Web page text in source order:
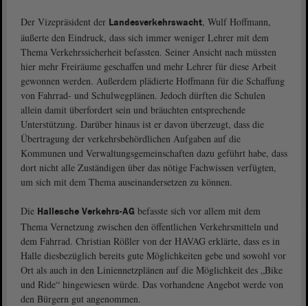
Der Vizepräsident der Landesverkehrswacht, Wulf Hoffmann,
äußerte den Eindruck, dass sich immer weniger Lehrer mit dem
Thema Verkehrssicherheit befassten. Seiner Ansicht nach müssten
hier mehr Freiräume geschaffen und mehr Lehrer für diese Arbeit
gewonnen werden. Außerdem plädierte Hoffmann für die Schaffung
von Fahrrad- und Schulwegplänen. Jedoch dürften die Schulen
allein damit überfordert sein und bräuchten entsprechende
Unterstützung. Darüber hinaus ist er davon überzeugt, dass die
Übertragung der verkehrsbehördlichen Aufgaben auf die
Kommunen und Verwaltungsgemeinschaften dazu geführt habe, dass
dort nicht alle Zuständigen über das nötige Fachwissen verfügten,
um sich mit dem Thema auseinandersetzen zu können.
Die Hallesche Verkehrs-AG befasste sich vor allem mit dem
Thema Vernetzung zwischen den öffentlichen Verkehrsmitteln und
dem Fahrrad. Christian Rößler von der HAVAG erklärte, dass es in
Halle diesbezüglich bereits gute Möglichkeiten gebe und sowohl vor
Ort als auch in den Liniennetzplänen auf die Möglichkeit des „Bike
und Ride“ hingewiesen würde. Das vorhandene Angebot werde von
den Bürgern gut angenommen.